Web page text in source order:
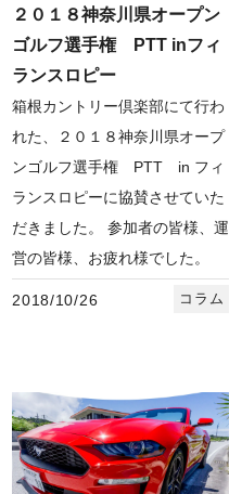
２０１８神奈川県オープン
ゴルフ選手権 PTT inフィ
ランスロピー
箱根カントリー倶楽部にて行わ
れた、２０１８神奈川県オープ
ンゴルフ選手権 PTT in フィ
ランスロピーに協賛させていた
だきました。 参加者の皆様、運
営の皆様、お疲れ様でした。
2018/10/26 コラム